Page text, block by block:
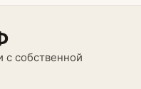
собственной